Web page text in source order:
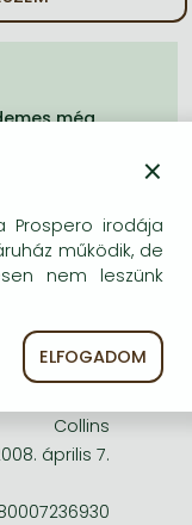
még
Collins
április 7.
×
Prospero irodája
működik, de
nem leszünk
ELFOGADOM